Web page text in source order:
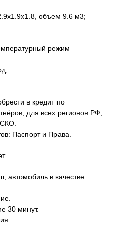
объем 9.6 м3;
режим
в кредит по
для всех регионов РФ,
Паспорт и Права.
автомобиль в качестве
30 минут.